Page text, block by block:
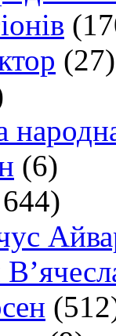
(27)
(6)